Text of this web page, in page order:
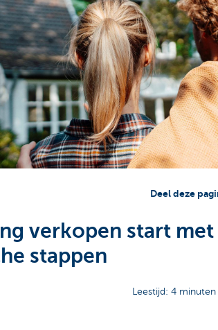
Deel deze
verkopen start met
stappen
Leestijd: 4 minuten